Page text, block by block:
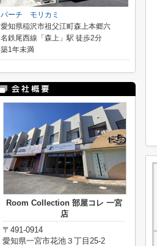
パーチ モリカミ
愛知県稲沢市祖父江町森上本郷六
名鉄尾西線「森上」駅 徒歩2分
築1年未満
Room Collection 部屋コレ 一宮
店
〒491-0914
愛知県一宮市花池３丁目25-2